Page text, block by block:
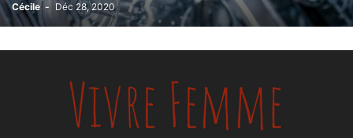
Cécile - Déc 28, 2020